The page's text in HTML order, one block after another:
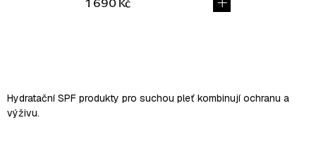
á
d
Hydratační SPF produkty pro suchou pleť kombinují ochranu a
výživu.